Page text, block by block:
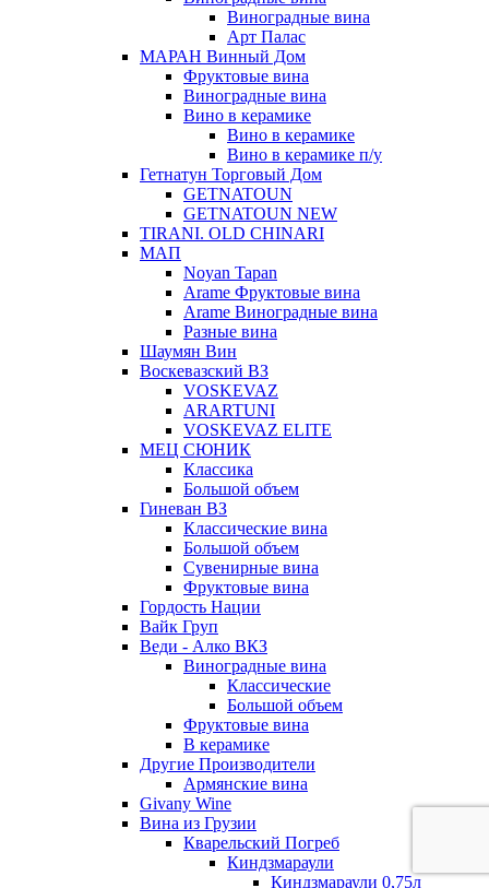
Виноградные вина
Арт Палас
МАРАН Винный Дом
Фруктовые вина
Виноградные вина
Вино в керамике
Вино в керамике
Вино в керамике п/у
Гетнатун Торговый Дом
GETNATOUN
GETNATOUN NEW
TIRANI. OLD CHINARI
МАП
Noyan Tapan
Arame Фруктовые вина
Arame Виноградные вина
Разные вина
Шаумян Вин
Воскевазский ВЗ
VOSKEVAZ
ARARTUNI
VOSKEVAZ ELITE
МЕЦ СЮНИК
Классика
Большой объем
Гиневан ВЗ
Классические вина
Большой объем
Сувенирные вина
Фруктовые вина
Гордость Нации
Вайк Груп
Веди - Алко ВКЗ
Виноградные вина
Классические
Большой объем
Фруктовые вина
В керамике
Другие Производители
Армянские вина
Givany Wine
Вина из Грузии
Кварельский Погреб
Киндзмараули
Киндзмараули 0,75л